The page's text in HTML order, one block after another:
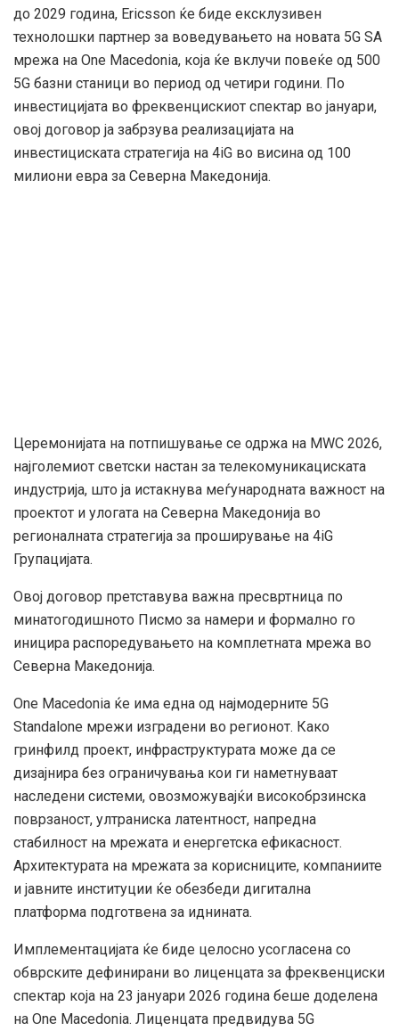
до 2029 година, Ericsson ќе биде ексклузивен
технолошки партнер за воведувањето на новата 5G SA
мрежа на One Macedonia, која ќе вклучи повеќе од 500
5G базни станици во период од четири години. По
инвестицијата во фреквенцискиот спектар во јануари,
овој договор ја забрзува реализацијата на
инвестициската стратегија на 4iG во висина од 100
милиони евра за Северна Македонија.
Церемонијата на потпишување се одржа на MWC 2026,
најголемиот светски настан за телекомуникациската
индустрија, што ја истакнува меѓународната важност на
проектот и улогата на Северна Македонија во
регионалната стратегија за проширување на 4iG
Групацијата.
Овој договор претставува важна пресвртница по
минатогодишното Писмо за намери и формално го
иницира распоредувањето на комплетната мрежа во
Северна Македонија.
One Macedonia ќе има една од најмодерните 5G
Standalone мрежи изградени во регионот. Како
гринфилд проект, инфраструктурата може да се
дизајнира без ограничувања кои ги наметнуваат
наследени системи, овозможувајќи високобрзинска
поврзаност, ултраниска латентност, напредна
стабилност на мрежата и енергетска ефикасност.
Архитектурата на мрежата за корисниците, компаниите
и јавните институции ќе обезбеди дигитална
платформа подготвена за иднината.
Имплементацијата ќе биде целосно усогласена со
обврските дефинирани во лиценцата за фреквенциски
спектар која на 23 јануари 2026 година беше доделена
на One Macedonia. Лиценцата предвидува 5G